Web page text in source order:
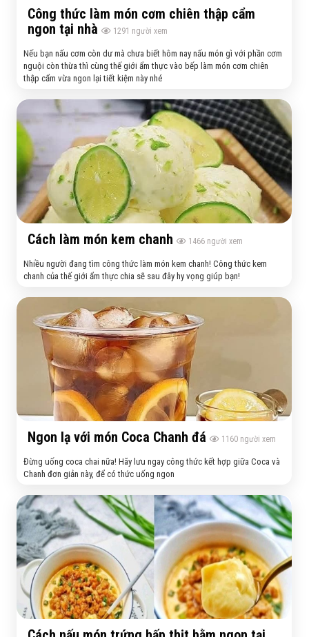
Công thức làm món cơm chiên thập cẩm
ngon tại nhà
1291 người xem
Nếu bạn nấu cơm còn dư mà chưa biết hôm nay nấu món gì với phần cơm
nguội còn thừa thì cùng thế giới ẩm thực vào bếp làm món cơm chiên
thập cẩm vừa ngon lại tiết kiệm này nhé
Cách làm món kem chanh 1466 người xem
Nhiều người đang tìm công thức làm món kem chanh! Công thức kem
chanh của thế giới ẩm thực chia sẽ sau đây hy vọng giúp bạn!
Ngon lạ với món Coca Chanh đá 1160 người xem
Đừng uống coca chai nữa! Hãy lưu ngay công thức kết hợp giữa Coca và
Chanh đơn giản này, để có thức uống ngon